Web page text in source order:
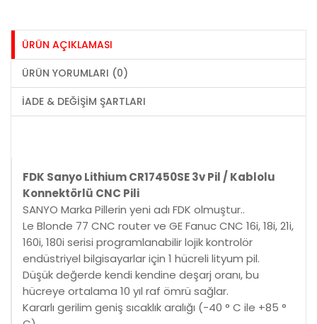
ÜRÜN AÇIKLAMASI
ÜRÜN YORUMLARI (0)
İADE & DEĞIŞIM ŞARTLARI
FDK Sanyo Lithium CR17450SE 3v Pil / Kablolu
Konnektörlü CNC Pili
SANYO Marka Pillerin yeni adı FDK olmuştur..
Le Blonde 77 CNC router ve GE Fanuc CNC 16i, 18i, 21i,
160i, 180i serisi programlanabilir lojik kontrolör
endüstriyel bilgisayarlar için 1 hücreli lityum pil.
Düşük değerde kendi kendine deşarj oranı, bu
hücreye ortalama 10 yıl raf ömrü sağlar.
Kararlı gerilim geniş sıcaklık aralığı (-40 ° C ile +85 °